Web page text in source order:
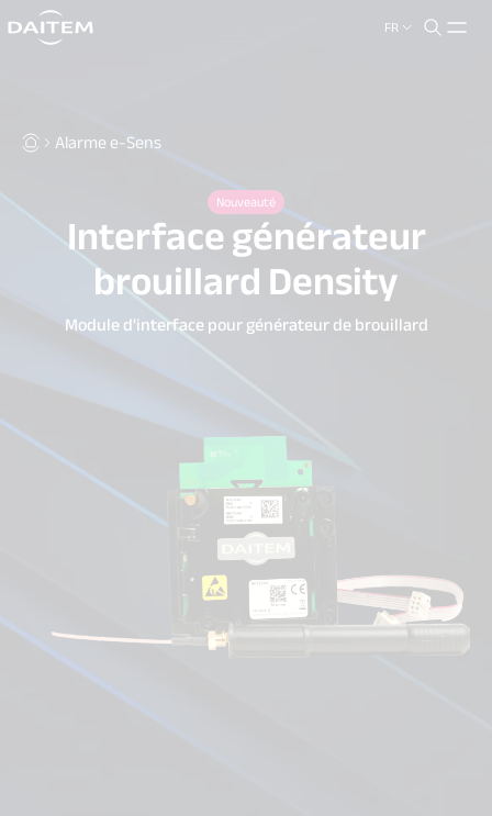
FR
search.label
Alarme e-Sens
Interface générateur
brouillard Density
Nouveauté
Module d'interface pour générateur de brouillard